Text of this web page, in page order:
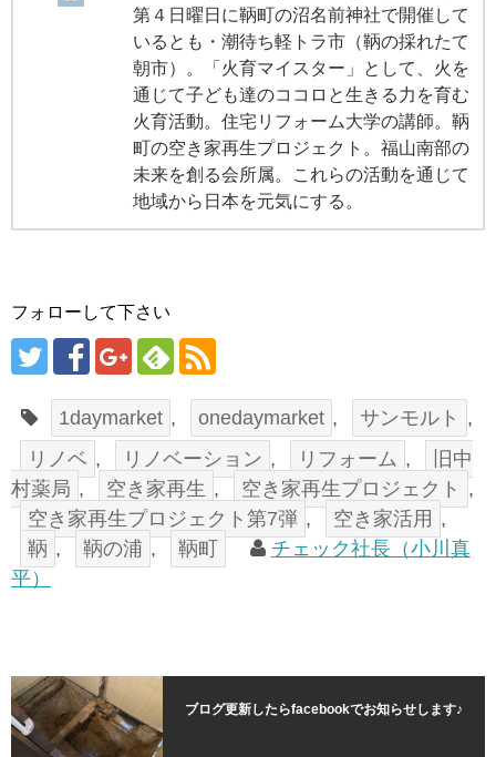
第４日曜日に鞆町の沼名前神社で開催して
いるとも・潮待ち軽トラ市（鞆の採れたて
朝市）。「火育マイスター」として、火を
通じて子ども達のココロと生きる力を育む
火育活動。住宅リフォーム大学の講師。鞆
町の空き家再生プロジェクト。福山南部の
未来を創る会所属。これらの活動を通じて
地域から日本を元気にする。
フォローして下さい
1daymarket , onedaymarket , サンモルト ,
リノベ , リノベーション , リフォーム ,
旧中
村薬局 , 空き家再生 , 空き家再生プロジェクト ,
空き家再生プロジェクト第7弾 , 空き家活用 ,
鞆 , 鞆の浦 , 鞆町
チェック社長（小川真
平）
ブログ更新したらfacebookでお知らせします♪